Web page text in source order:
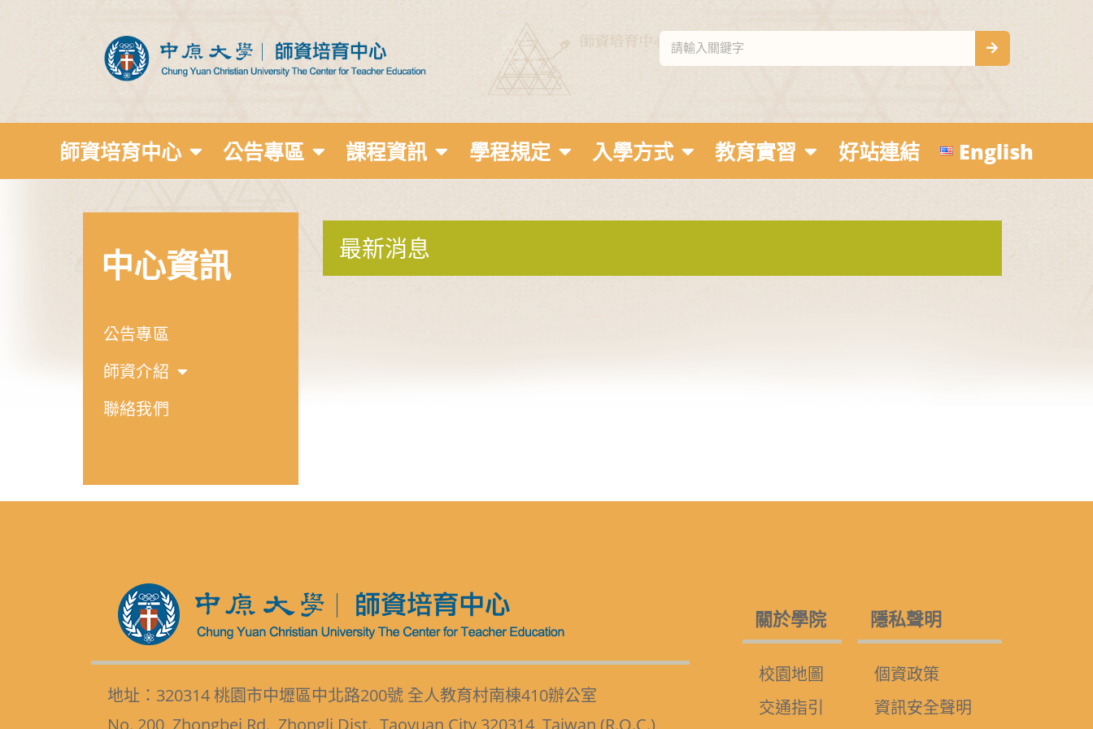
師資培育中心 公告專區 課程資訊 學程規定 入學方式 教育實習 好站連結 English
中心資訊
公告專區
師資介紹
聯絡我們
最新消息
地址：320314 桃園市中壢區中北路200號 全人教育村南棟410辦公室
No. 200, Zhongbei Rd., Zhongli Dist., Taoyuan City 320314, Taiwan (R.O.C.)
關於學院
校園地圖
交通指引
隱私聲明
個資政策
資訊安全聲明